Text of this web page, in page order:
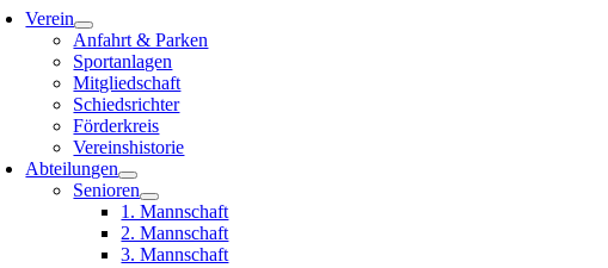
Verein
Anfahrt & Parken
Sportanlagen
Mitgliedschaft
Schiedsrichter
Förderkreis
Vereinshistorie
Abteilungen
Senioren
1. Mannschaft
2. Mannschaft
3. Mannschaft